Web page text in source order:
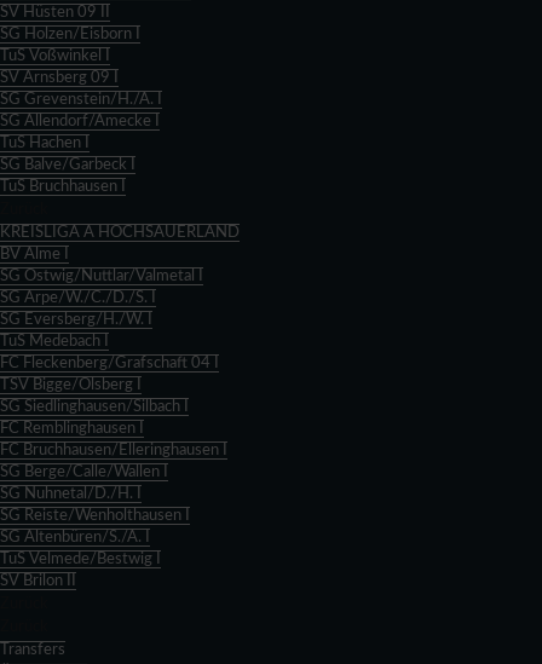
SV Hüsten 09 II
SG Holzen/Eisborn I
TuS Voßwinkel I
SV Arnsberg 09 I
SG Grevenstein/H./A. I
SG Allendorf/Amecke I
TuS Hachen I
SG Balve/Garbeck I
TuS Bruchhausen I
KREISLIGA A HOCHSAUERLAND
BV Alme I
SG Ostwig/Nuttlar/Valmetal I
SG Arpe/W./C./D./S. I
SG Eversberg/H./W. I
TuS Medebach I
FC Fleckenberg/Grafschaft 04 I
TSV Bigge/Olsberg I
SG Siedlinghausen/Silbach I
FC Remblinghausen I
FC Bruchhausen/Elleringhausen I
SG Berge/Calle/Wallen I
SG Nuhnetal/D./H. I
SG Reiste/Wenholthausen I
SG Altenbüren/S./A. I
TuS Velmede/Bestwig I
SV Brilon II
Transfers